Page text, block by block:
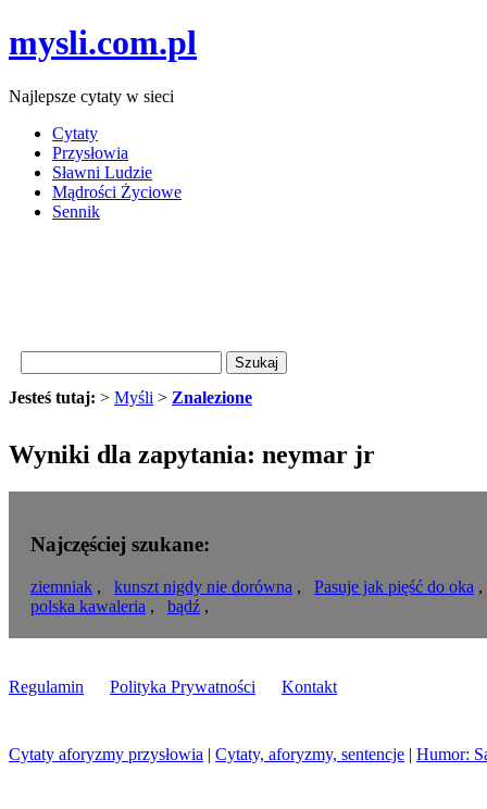
mysli.com.pl
Najlepsze cytaty w sieci
Cytaty
Przysłowia
Sławni Ludzie
Mądrości Życiowe
Sennik
Jesteś tutaj: > Myśli > Znalezione
Wyniki dla zapytania: neymar jr
Najczęściej szukane:
ziemniak , kunszt nigdy nie dorówna , Pasuje jak pięść do oka
polska kawaleria , bądź ,
Regulamin Polityka Prywatności Kontakt
Cytaty aforyzmy przysłowia | Cytaty, aforyzmy, sentencje | Humor: